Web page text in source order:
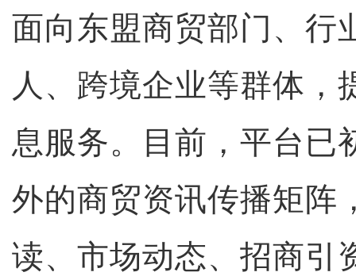
面向东盟商贸部门、行
人、跨境企业等群体，
息服务。目前，平台已
外的商贸资讯传播矩阵
读、市场动态、招商引